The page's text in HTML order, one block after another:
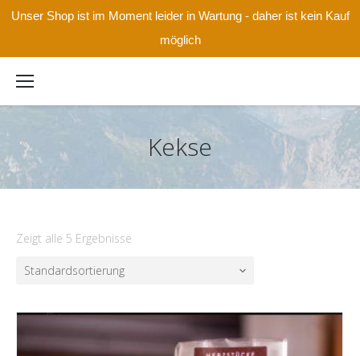
Unser Shop ist im Moment leider in Wartung - daher ist kein Kauf
möglich
Kekse
Zeigt alle 5 Ergebnisse
Standardsortierung